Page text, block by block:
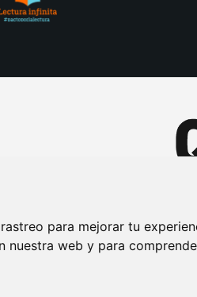
para mejorar tu
nuestra web y para
POLITICA DE PRIVACIDAD